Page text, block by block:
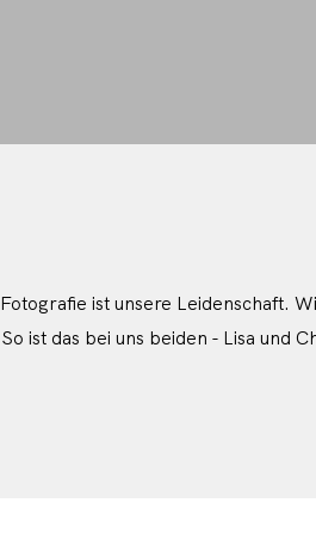
Fotografie ist unsere Leidenschaft.
So ist das bei uns beiden - Lisa und